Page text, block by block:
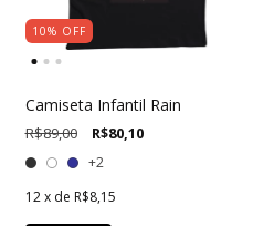
10% OFF
Camiseta Infantil Rain
R$89,00 R$80,10
+2
12 x de R$8,15